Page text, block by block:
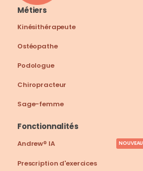
Métiers
Ostéopathe
Podologue
Chiropracteur
Kinésithérapeute
Sage-femme
Fonctionnalités
Prescription d'exercices
Andrew® IA NOUVEAU